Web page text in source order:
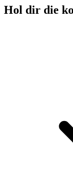
Hol dir die